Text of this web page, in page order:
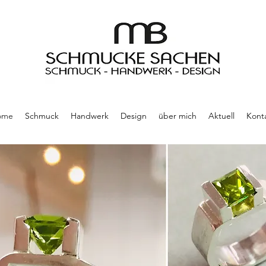
Schmuck Handwerk Design über mich Aktuell
vielseitig....einzigartig...ausdrucksstark